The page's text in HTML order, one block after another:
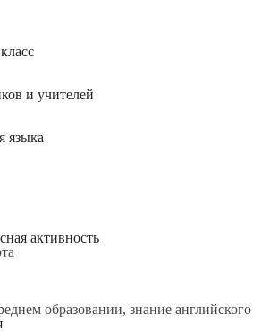
и учителей
языка
активность
образовании, знание